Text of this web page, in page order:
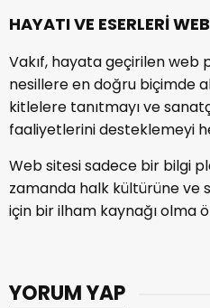
HAYATI VE ESERLERİ
Vakıf, hayata geçirilen web
nesillere en doğru biçimde
kitlelere tanıtmayı ve
faaliyetlerini desteklemeyi
Web sitesi sadece bir bilgi
zamanda halk kültürüne ve
için bir ilham kaynağı olma
YORUM YAP